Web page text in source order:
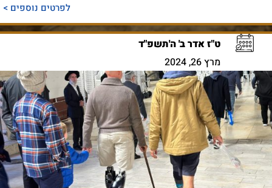
לפרטים נוספים >
ט"ז אדר ב' ה'תשפ"ד
מרץ 26, 2024